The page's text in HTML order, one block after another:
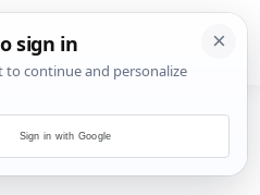
Sign in with Google